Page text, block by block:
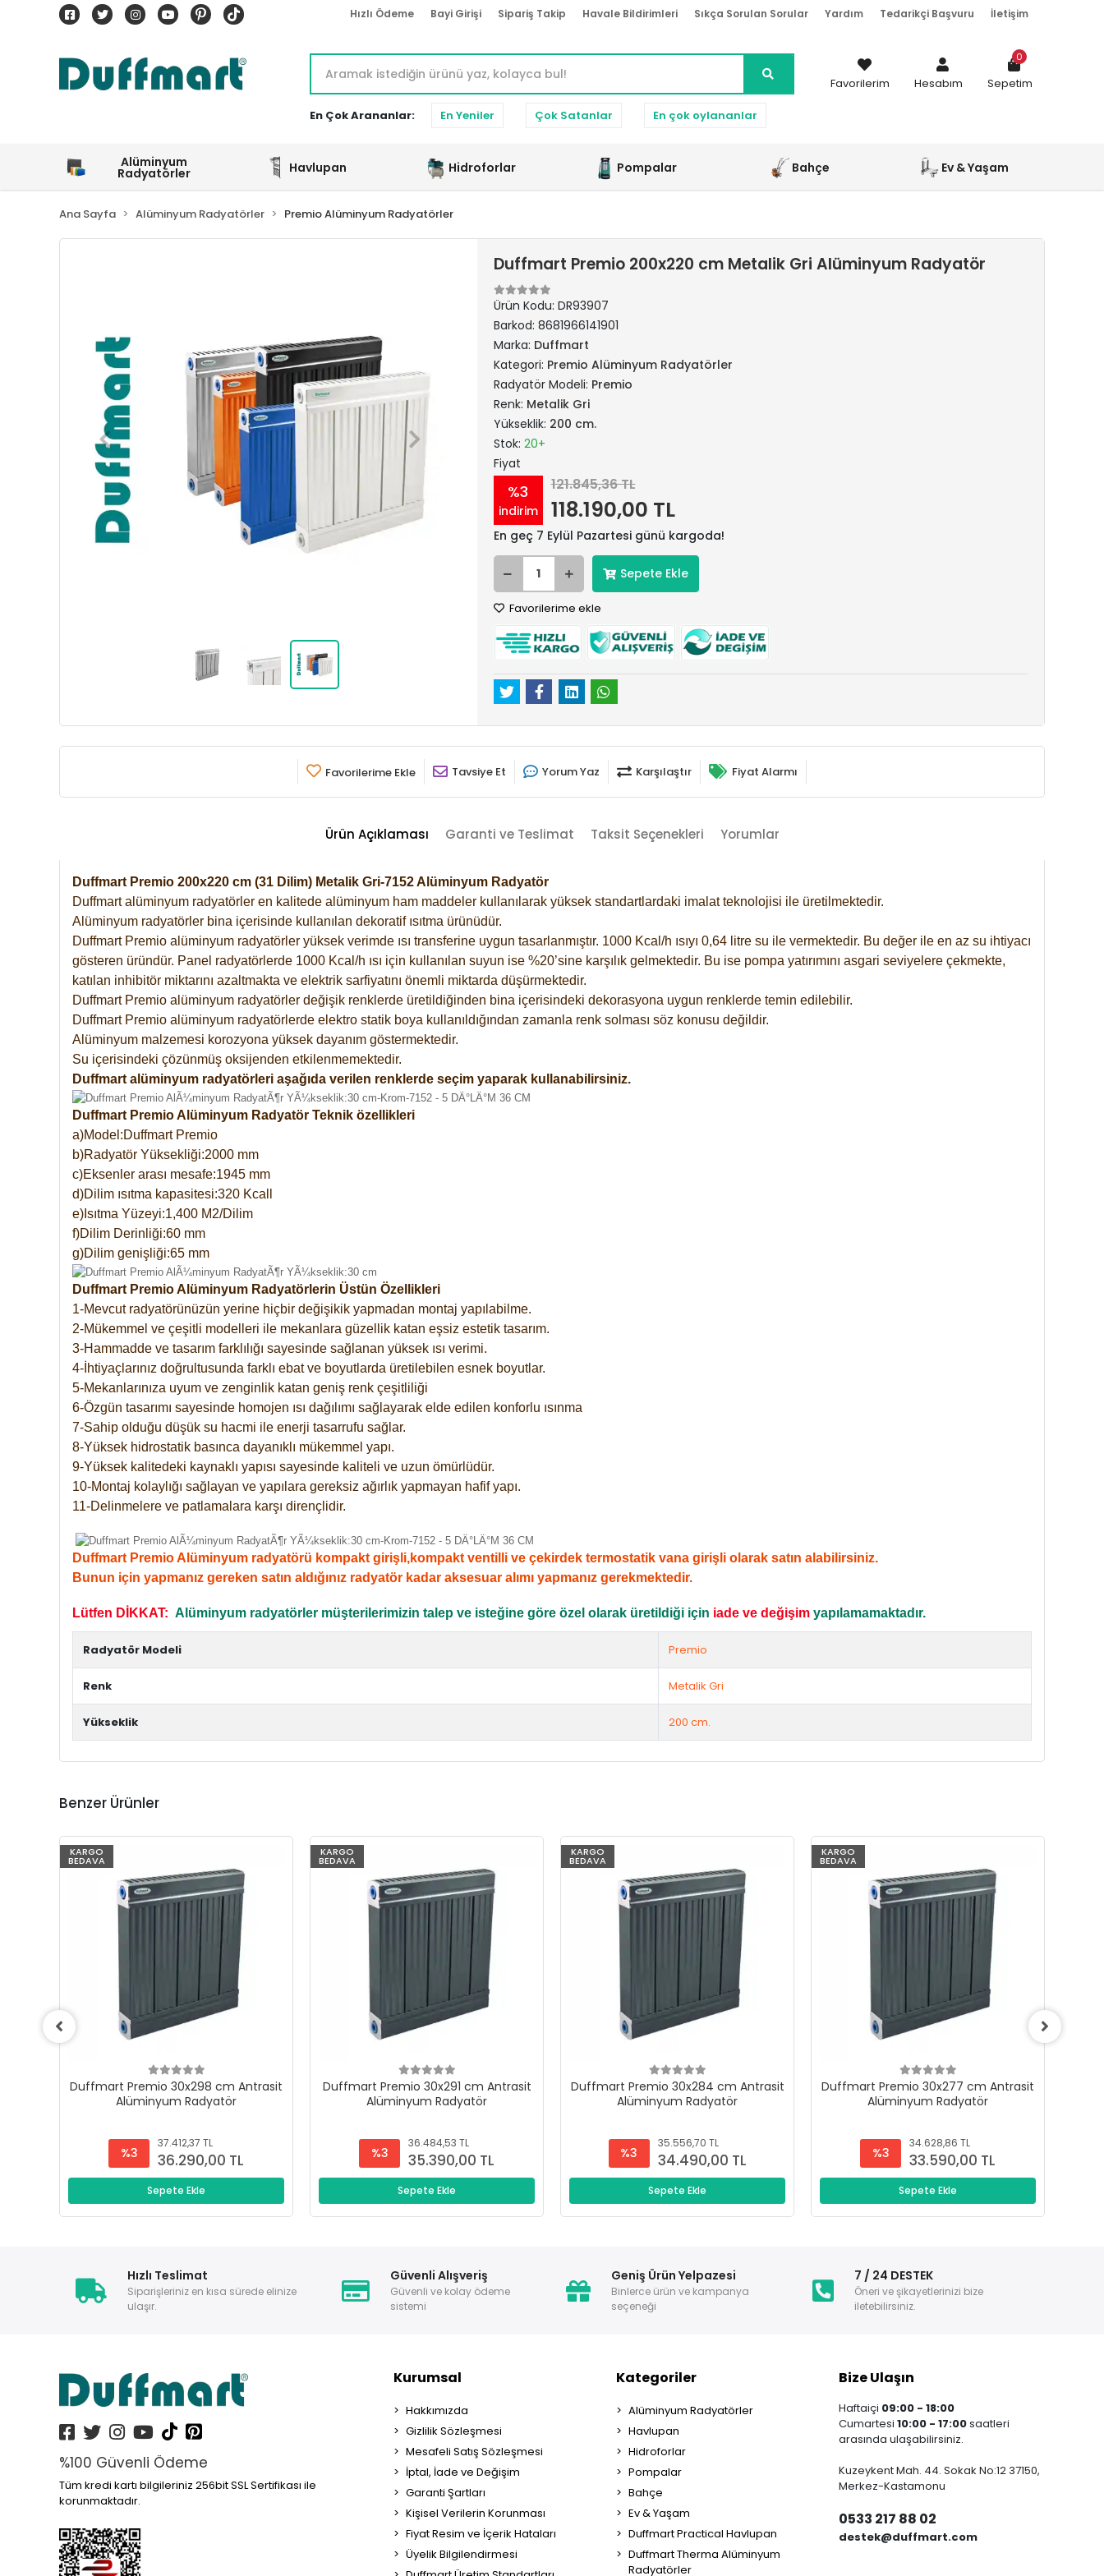
Hızlı Ödeme Bayi Girişi Sipariş Takip Havale Bildirimleri Sıkça Sorulan Sorular Yardım Tedarikçi Başvuru İletişim
En Çok Arananlar: En Yeniler Çok Satanlar En çok oylananlar
Favorilerim Hesabım Sepetim
0
Alüminyum
Radyatörler Havlupan Hidroforlar Pompalar Bahçe Ev & Yaşam
Ana Sayfa Alüminyum Radyatörler Premio Alüminyum Radyatörler
Duffmart Premio 200x220 cm Metalik Gri Alüminyum Radyatör
Ürün Kodu: DR93907
Barkod: 8681966141901
Marka: Duffmart
Kategori: Premio Alüminyum Radyatörler
Radyatör Modeli: Premio
Renk: Metalik Gri
Yükseklik: 200 cm.
Stok: 20+
Fiyat
%3
indirim
121.845,36 TL
118.190,00 TL
En geç 7 Eylül Pazartesi günü kargoda!
Sepete Ekle
Favorilerime ekle
Favorilerime Ekle Tavsiye Et Yorum Yaz Karşılaştır Fiyat Alarmı
Ürün Açıklaması Garanti ve Teslimat Taksit Seçenekleri Yorumlar
Duffmart Premio 200x220 cm (31 Dilim) Metalik Gri-7152 Alüminyum Radyatör
Duffmart alüminyum radyatörler en kalitede alüminyum ham maddeler kullanılarak yüksek standartlardaki imalat teknolojisi ile üretilmektedir.
Alüminyum radyatörler bina içerisinde kullanılan dekoratif ısıtma ürünüdür.
Duffmart Premio alüminyum radyatörler yüksek verimde ısı transferine uygun tasarlanmıştır. 1000 Kcal/h ısıyı 0,64 litre su ile vermektedir. Bu değer ile en az su ihtiyacı
gösteren üründür. Panel radyatörlerde 1000 Kcal/h ısı için kullanılan suyun ise %20’sine karşılık gelmektedir. Bu ise pompa yatırımını asgari seviyelere çekmekte,
katılan inhibitör miktarını azaltmakta ve elektrik sarfiyatını önemli miktarda düşürmektedir.
Duffmart Premio alüminyum radyatörler değişik renklerde üretildiğinden bina içerisindeki dekorasyona uygun renklerde temin edilebilir.
Duffmart Premio alüminyum radyatörlerde elektro statik boya kullanıldığından zamanla renk solması söz konusu değildir.
Alüminyum malzemesi korozyona yüksek dayanım göstermektedir.
Su içerisindeki çözünmüş oksijenden etkilenmemektedir.
Duffmart alüminyum radyatörleri aşağıda verilen renklerde seçim yaparak kullanabilirsiniz.
Duffmart Premio Alüminyum Radyatör Teknik özellikleri
a)Model:Duffmart Premio
b)Radyatör Yüksekliği:2000 mm
c)Eksenler arası mesafe:1945 mm
d)Dilim ısıtma kapasitesi:320 Kcall
e)Isıtma Yüzeyi:1,400 M2/Dilim
f)Dilim Derinliği:60 mm
g)Dilim genişliği:65 mm
Duffmart Premio Alüminyum Radyatörlerin Üstün Özellikleri
1-Mevcut radyatörünüzün yerine hiçbir değişikik yapmadan montaj yapılabilme.
2-Mükemmel ve çeşitli modelleri ile mekanlara güzellik katan eşsiz estetik tasarım.
3-Hammadde ve tasarım farklılığı sayesinde sağlanan yüksek ısı verimi.
4-İhtiyaçlarınız doğrultusunda farklı ebat ve boyutlarda üretilebilen esnek boyutlar.
5-Mekanlarınıza uyum ve zenginlik katan geniş renk çeşitliliği
6-Özgün tasarımı sayesinde homojen ısı dağılımı sağlayarak elde edilen konforlu ısınma
7-Sahip olduğu düşük su hacmi ile enerji tasarrufu sağlar.
8-Yüksek hidrostatik basınca dayanıklı mükemmel yapı.
9-Yüksek kalitedeki kaynaklı yapısı sayesinde kaliteli ve uzun ömürlüdür.
10-Montaj kolaylığı sağlayan ve yapılara gereksiz ağırlık yapmayan hafif yapı.
11-Delinmelere ve patlamalara karşı dirençlidir.
Duffmart Premio Alüminyum radyatörü kompakt girişli,kompakt ventilli ve çekirdek termostatik vana girişli olarak satın alabilirsiniz.
Bunun için yapmanız gereken satın aldığınız radyatör kadar aksesuar alımı yapmanız gerekmektedir.
Lütfen DİKKAT: Alüminyum radyatörler müşterilerimizin talep ve isteğine göre özel olarak üretildiği için iade ve değişim yapılamamaktadır.
Radyatör Modeli Premio
Renk Metalik Gri
Yükseklik 200 cm.
Benzer Ürünler
KARGO
BEDAVA
Duffmart Premio 30x298 cm Antrasit
Alüminyum Radyatör
%3
37.412,37 TL
36.290,00 TL
Sepete Ekle
KARGO
BEDAVA
Duffmart Premio 30x291 cm Antrasit
Alüminyum Radyatör
%3
36.484,53 TL
35.390,00 TL
Sepete Ekle
KARGO
BEDAVA
Duffmart Premio 30x284 cm Antrasit
Alüminyum Radyatör
%3
35.556,70 TL
34.490,00 TL
Sepete Ekle
KARGO
BEDAVA
Duffmart Premio 30x277 cm Antrasit
Alüminyum Radyatör
%3
34.628,86 TL
33.590,00 TL
Sepete Ekle
Hızlı Teslimat
Siparişleriniz en kısa sürede elinize
ulaşır.
Güvenli Alışveriş
Güvenli ve kolay ödeme
sistemi
Geniş Ürün Yelpazesi
Binlerce ürün ve kampanya
seçeneği
7 / 24 DESTEK
Öneri ve şikayetlerinizi bize
iletebilirsiniz.
%100 Güvenli Ödeme
Tüm kredi kartı bilgileriniz 256bit SSL Sertifikası ile
korunmaktadır.
Kurumsal
Hakkımızda
Gizlilik Sözleşmesi
Mesafeli Satış Sözleşmesi
İptal, İade ve Değişim
Garanti Şartları
Kişisel Verilerin Korunması
Fiyat Resim ve İçerik Hataları
Üyelik Bilgilendirmesi
Kategoriler
Alüminyum Radyatörler
Havlupan
Hidroforlar
Pompalar
Bahçe
Ev & Yaşam
Duffmart Practical Havlupan
Duffmart Therma Alüminyum
Radyatörler
Bize Ulaşın
Haftaiçi 09:00 - 18:00
Cumartesi 10:00 - 17:00saatleri
arasında ulaşabilirsiniz.
Kuzeykent Mah. 44. Sokak No:12 37150,
Merkez-Kastamonu
0533 217 88 02
destek@duffmart.com